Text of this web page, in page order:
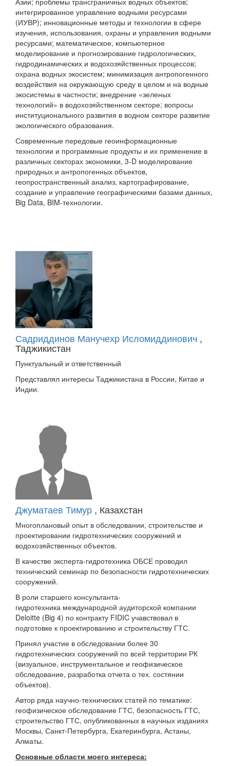
интегрированное управление водными ресурсами
(ИУВР); инновационные методы и технологии в сфере
изучения, использования, охраны и управления водными
ресурсами; математическое, компьютерное
моделирование и прогнозирование гидрологических,
гидродинамических и водохозяйственных процессов;
охрана водных экосистем; минимизация антропогенного
воздействия на окружающую среду в целом и на водные
экосистемы в частности; внедрение «зеленых
технологий» в водохозяйственном секторе; вопросы
институционального развития в водном секторе развитие
экологического образования.
Современные передовые геоинформационные
технологии и программные продукты и их применение в
различных секторах экономики, 3-D моделирование
природных и антропогенных объектов,
геопространственный анализ, картографирование,
создание и управление географическими базами данных,
Big Data, BIM-технологии.
Садриддинов Манучехр Исломиддинович ,
Таджикистан
Пунктуальный и ответственный
Представлял интересы Таджикистана в России, Китае и
Индии.
Джуматаев Тимур , Казахстан
Многоплановый опыт в обследовании, строительстве и
проектировании гидротехнических сооружений и
водохозяйственных объектов.
В качестве эксперта-гидротехника ОБСЕ проводил
технический семинар по безопасности гидротехнических
сооружений.
В роли старшего консультанта-
гидротехника международной аудиторской компании
Deloitte (Big 4) по контракту FIDIC учавствовал в
подготовке к проектированию и строительству ГТС.
Принял участие в обследовании более 30
гидротехнических сооружений по всей территории РК
(визуальное, инструментальное и геофизическое
обследование, разработка отчета о тех. состянии
объектов).
Автор ряда научно-технических статей по тематике:
геофизическое обследование ГТС, безопасность ГТС,
строительство ГТС, опубликованных в научных изданиях
Москвы, Санкт-Петербурга, Екатеринбурга, Астаны,
Алматы.
Основные области моего интереса: